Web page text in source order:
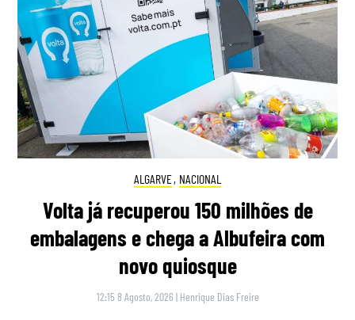
ALGARVE, NACIONAL
Volta já recuperou 150 milhões de
embalagens e chega a Albufeira com
novo quiosque
12:15 8 Agosto, 2026 | Henrique Dias Freire